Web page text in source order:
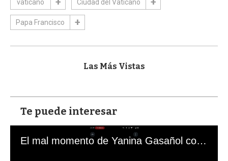
vaticano Ciudad del Vaticano
Papa Francisco
Las Más Vistas
Te puede interesar
El mal momento de Yanina Gasañol con un hincha argentino en "Subrayado"